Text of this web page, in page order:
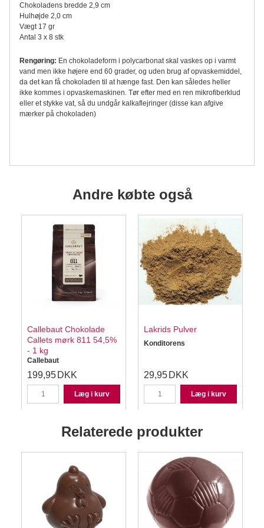
Chokoladens bredde 2,9 cm
Hulhøjde 2,0 cm
Vægt 17 gr
Antal 3 x 8 stk
Rengøring: En chokoladeform i polycarbonat skal vaskes op i varmt
vand men ikke højere end 60 grader, og uden brug af opvaskemiddel,
da det kan få chokoladen til at hænge fast. Den kan således heller
ikke kommes i opvaskemaskinen. Tør efter med en ren mikrofiberklud
eller et stykke vat, så du undgår kalkaflejringer (disse kan afgive
mærker på chokoladen)
Andre købte også
Callebaut Chokolade
Callets mørk 811 54,5%
- 1 kg
Callebaut
199,95 DKK
Læg i kurv
Lakrids Pulver
Konditorens
29,95 DKK
Læg i kurv
Relaterede produkter